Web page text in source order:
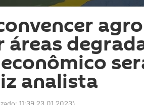
áreas
analista